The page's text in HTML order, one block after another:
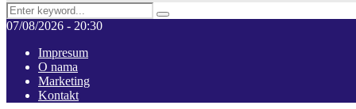
Search
for:
Pretraga
07/08/2026 - 20:30
Impresum
O nama
Marketing
Kontakt